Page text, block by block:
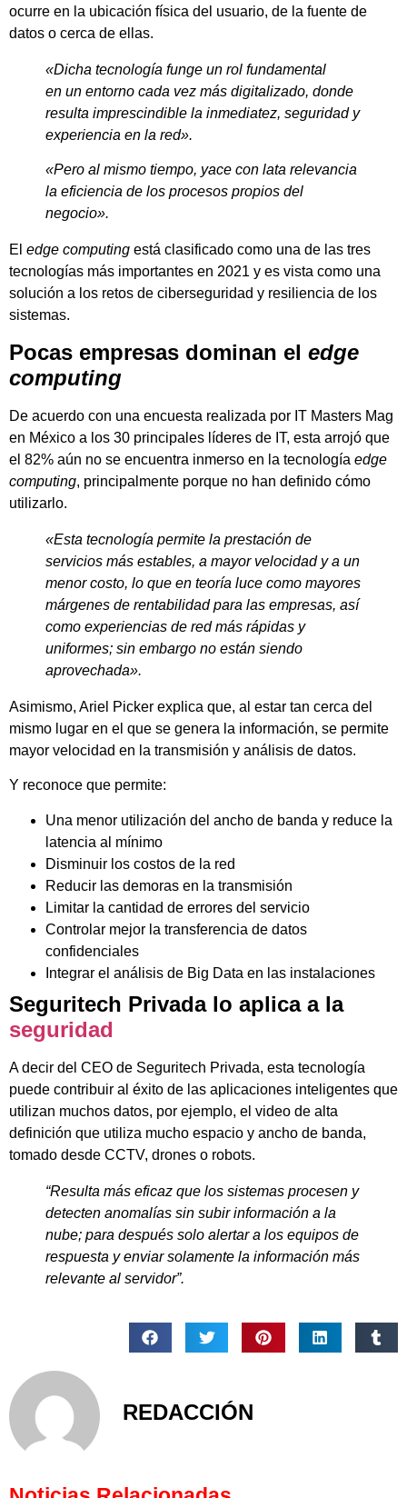
ocurre en la ubicación física del usuario, de la fuente de
datos o cerca de ellas.
«Dicha tecnología funge un rol fundamental
en un entorno cada vez más digitalizado, donde
resulta imprescindible la inmediatez, seguridad y
experiencia en la red».
«Pero al mismo tiempo, yace con lata relevancia
la eficiencia de los procesos propios del
negocio».
El edge computing está clasificado como una de las tres
tecnologías más importantes en 2021 y es vista como una
solución a los retos de ciberseguridad y resiliencia de los
sistemas.
Pocas empresas dominan el edge
computing
De acuerdo con una encuesta realizada por IT Masters Mag
en México a los 30 principales líderes de IT, esta arrojó que
el 82% aún no se encuentra inmerso en la tecnología edge
computing, principalmente porque no han definido cómo
utilizarlo.
«Esta tecnología permite la prestación de
servicios más estables, a mayor velocidad y a un
menor costo, lo que en teoría luce como mayores
márgenes de rentabilidad para las empresas, así
como experiencias de red más rápidas y
uniformes; sin embargo no están siendo
aprovechada».
Asimismo, Ariel Picker explica que, al estar tan cerca del
mismo lugar en el que se genera la información, se permite
mayor velocidad en la transmisión y análisis de datos.
Y reconoce que permite:
Una menor utilización del ancho de banda y reduce la
latencia al mínimo
Disminuir los costos de la red
Reducir las demoras en la transmisión
Limitar la cantidad de errores del servicio
Controlar mejor la transferencia de datos
confidenciales
Integrar el análisis de Big Data en las instalaciones
Seguritech Privada lo aplica a la
seguridad
A decir del CEO de Seguritech Privada, esta tecnología
puede contribuir al éxito de las aplicaciones inteligentes que
utilizan muchos datos, por ejemplo, el video de alta
definición que utiliza mucho espacio y ancho de banda,
tomado desde CCTV, drones o robots.
“Resulta más eficaz que los sistemas procesen y
detecten anomalías sin subir información a la
nube; para después solo alertar a los equipos de
respuesta y enviar solamente la información más
relevante al servidor”.
REDACCIÓN